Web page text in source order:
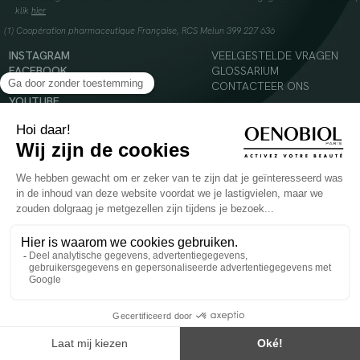
klik hier
(1) Coopération pharmaceutique Française, RCS Melun 399 227 636
INSTAGRAM
FACEBOOK
TIKTOK
YOUTUBE
VEELGESTELDE VRAGEN
GLOSSARIUM
CONTACTEER ONS
Voedingssupplement dat moet worden geconsumeerd als onderdeel van een gevarieerde,
evenwichtige voeding en een gezonde levensstijl. Aanbevolen dagelijkse dosis niet
overschrijden. Enkel voor volwassenen, buiten het bereik van kinderen houden.